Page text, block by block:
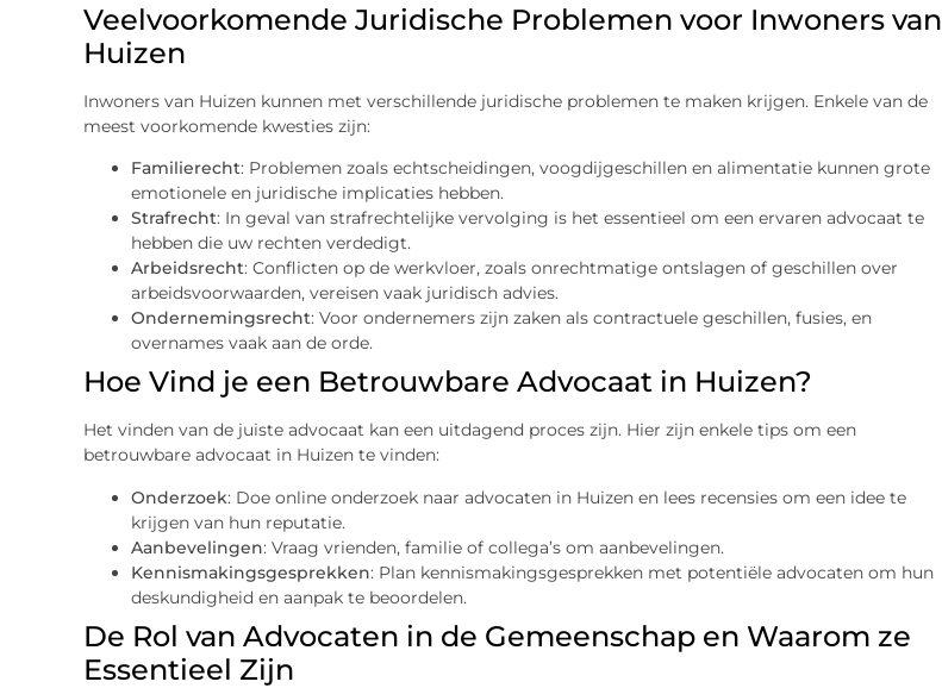
Veelvoorkomende Juridische Problemen voor Inwoners van
Huizen
Inwoners van Huizen kunnen met verschillende juridische problemen te maken krijgen. Enkele van de
meest voorkomende kwesties zijn:
Familierecht: Problemen zoals echtscheidingen, voogdijgeschillen en alimentatie kunnen grote
emotionele en juridische implicaties hebben.
Strafrecht: In geval van strafrechtelijke vervolging is het essentieel om een ervaren advocaat te
hebben die uw rechten verdedigt.
Arbeidsrecht: Conflicten op de werkvloer, zoals onrechtmatige ontslagen of geschillen over
arbeidsvoorwaarden, vereisen vaak juridisch advies.
Ondernemingsrecht: Voor ondernemers zijn zaken als contractuele geschillen, fusies, en
overnames vaak aan de orde.
Hoe Vind je een Betrouwbare Advocaat in Huizen?
Het vinden van de juiste advocaat kan een uitdagend proces zijn. Hier zijn enkele tips om een
betrouwbare advocaat in Huizen te vinden:
Onderzoek: Doe online onderzoek naar advocaten in Huizen en lees recensies om een idee te
krijgen van hun reputatie.
Aanbevelingen: Vraag vrienden, familie of collega’s om aanbevelingen.
Kennismakingsgesprekken: Plan kennismakingsgesprekken met potentiële advocaten om hun
deskundigheid en aanpak te beoordelen.
De Rol van Advocaten in de Gemeenschap en Waarom ze
Essentieel Zijn